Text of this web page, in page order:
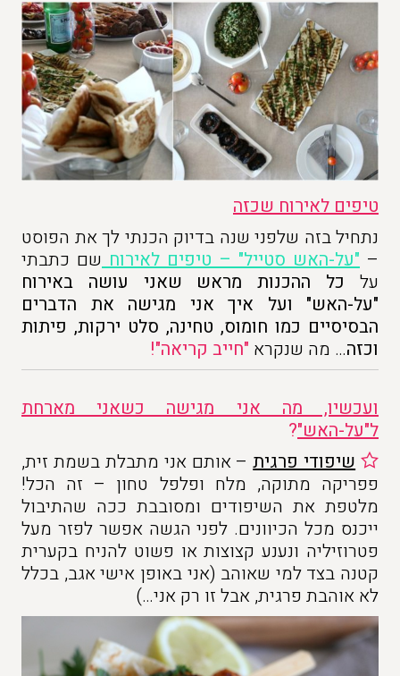
טיפים לאירוח שכזה
נתחיל בזה שלפני שנה בדיוק הכנתי לך את הפוסט
– "על-האש סטייל" – טיפים לאירוח שם כתבתי
על כל ההכנות מראש שאני עושה באירוח
"על-האש" ועל איך אני מגישה את הדברים
הבסיסיים כמו חומוס, טחינה, סלט ירקות, פיתות
וכזה… מה שנקרא "חייב קריאה"!
ועכשיו, מה אני מגישה כשאני מארחת
ל"על-האש"?
שיפודי פרגית– אותם אני מתבלת בשמת זית,
פפריקה מתוקה, מלח ופלפל טחון – זה הכל!
מלטפת את השיפודים ומסובבת ככה שהתיבול
ייכנס מכל הכיוונים. לפני הגשה אפשר לפזר מעל
פטרוזיליה ונענע קצוצות או פשוט להניח בקערית
קטנה בצד למי שאוהב (אני באופן אישי אגב, בכלל
לא אוהבת פרגית, אבל זו רק אני…)